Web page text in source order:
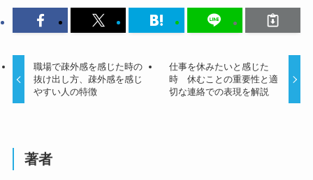
職場で疎外感を感じた時の
抜け出し方、疎外感を感じ
やすい人の特徴
仕事を休みたいと感じた
時 休むことの重要性と適
切な連絡での表現を解説
著者